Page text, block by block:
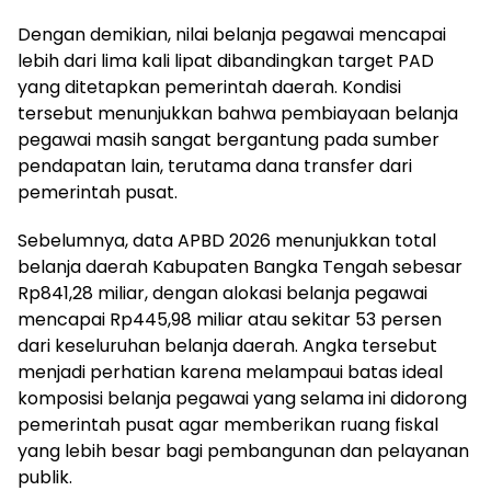
‎Dengan demikian, nilai belanja pegawai mencapai
lebih dari lima kali lipat dibandingkan target PAD
yang ditetapkan pemerintah daerah. Kondisi
tersebut menunjukkan bahwa pembiayaan belanja
pegawai masih sangat bergantung pada sumber
pendapatan lain, terutama dana transfer dari
pemerintah pusat.
‎Sebelumnya, data APBD 2026 menunjukkan total
belanja daerah Kabupaten Bangka Tengah sebesar
Rp841,28 miliar, dengan alokasi belanja pegawai
mencapai Rp445,98 miliar atau sekitar 53 persen
dari keseluruhan belanja daerah. Angka tersebut
menjadi perhatian karena melampaui batas ideal
komposisi belanja pegawai yang selama ini didorong
pemerintah pusat agar memberikan ruang fiskal
yang lebih besar bagi pembangunan dan pelayanan
publik.